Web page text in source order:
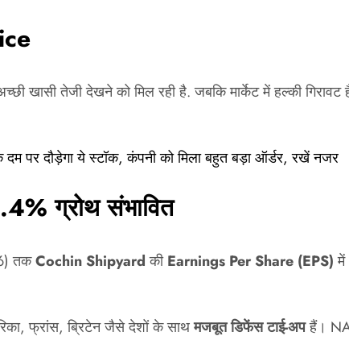
खासी तेजी देखने को मिल रही है. जबकि मार्केट में हल्की
पर दौड़ेगा ये स्टॉक, कंपनी को मिला बहुत बड़ा ऑर्डर, रखें नजर
ग्रोथ संभावित
तकCochin ShipyardकीEarnings Per Share (EPS)में
फ्रांस, ब्रिटेन जैसे देशों के साथमजबूत डिफेंस टाई-अपहैं।